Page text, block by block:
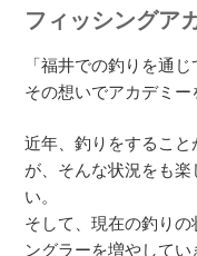
フィッシングア
「福井での釣りを通
その想いでアカデミー
近年、釣りをするこ
が、そんな状況をも
い。
そして、現在の釣り
ングラーを増やしてい